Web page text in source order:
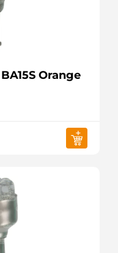
Orange